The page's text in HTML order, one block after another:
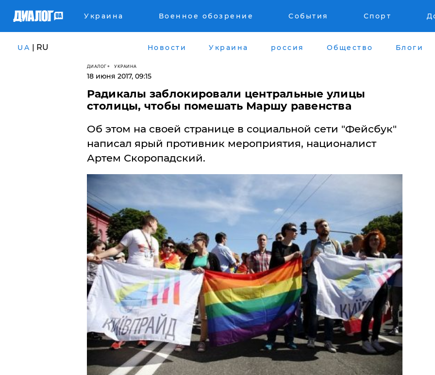
Украина Военное обозрение События Спорт
UA | RU Новости Украина россия Общество Блоги
ДИАЛОГ УКРАИНА
18 июня 2017, 09:15
Радикалы заблокировали центральные улицы
столицы, чтобы помешать Маршу равенства
Об этом на своей странице в социальной сети "Фейсбук"
написал ярый противник мероприятия, националист
Артем Скоропадский.